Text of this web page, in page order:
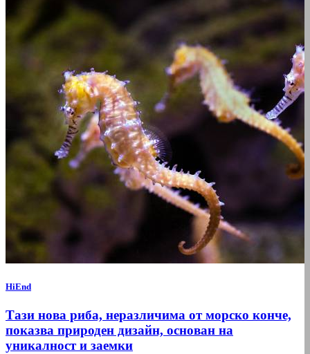
HiEnd
Тази нова риба, неразличима от морско конче,
показва природен дизайн, основан на
уникалност и заемки